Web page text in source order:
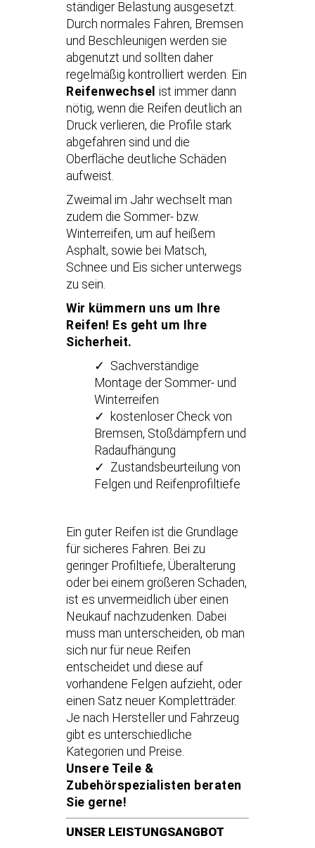
ständiger Belastung ausgesetzt.
Durch normales Fahren, Bremsen
und Beschleunigen werden sie
abgenutzt und sollten daher
regelmäßig kontrolliert werden. Ein
Reifenwechsel ist immer dann
nötig, wenn die Reifen deutlich an
Druck verlieren, die Profile stark
abgefahren sind und die
Oberfläche deutliche Schäden
aufweist.
Zweimal im Jahr wechselt man
zudem die Sommer- bzw.
Winterreifen, um auf heißem
Asphalt, sowie bei Matsch,
Schnee und Eis sicher unterwegs
zu sein.
Wir kümmern uns um Ihre
Reifen! Es geht um Ihre
Sicherheit.
✓ Sachverständige
Montage der Sommer- und
Winterreifen
✓ kostenloser Check von
Bremsen, Stoßdämpfern und
Radaufhängung
✓ Zustandsbeurteilung von
Felgen und Reifenprofiltiefe
Ein guter Reifen ist die Grundlage
für sicheres Fahren. Bei zu
geringer Profiltiefe, Überalterung
oder bei einem größeren Schaden,
ist es unvermeidlich über einen
Neukauf nachzudenken. Dabei
muss man unterscheiden, ob man
sich nur für neue Reifen
entscheidet und diese auf
vorhandene Felgen aufzieht, oder
einen Satz neuer Kompletträder.
Je nach Hersteller und Fahrzeug
gibt es unterschiedliche
Kategorien und Preise.
Unsere Teile &
Zubehörspezialisten beraten
Sie gerne!
UNSER LEISTUNGSANGBOT